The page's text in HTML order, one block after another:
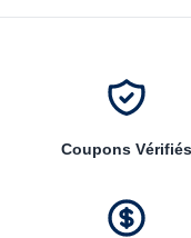
Coupons Vérifiés